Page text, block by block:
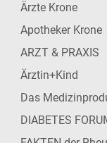
Ärzte Krone
Apotheker Krone
ARZT & PRAXIS
Ärztin+Kind
Das
DIABETES